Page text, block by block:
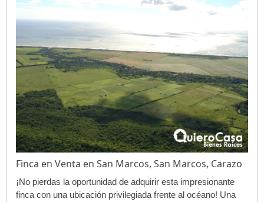
Finca en Venta en San Marcos, San Marcos, Carazo
¡No pierdas la oportunidad de adquirir esta impresionante
finca con una ubicación privilegiada frente al océano! Una